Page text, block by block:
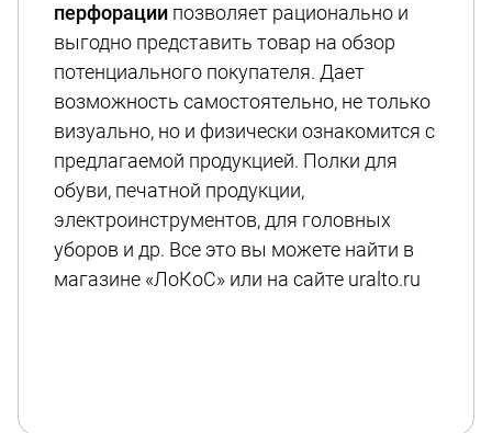
перфорации позволяет рационально и
выгодно представить товар на обзор
потенциального покупателя. Дает
возможность самостоятельно, не только
визуально, но и физически ознакомится с
предлагаемой продукцией. Полки для
обуви, печатной продукции,
электроинструментов, для головных
уборов и др. Все это вы можете найти в
магазине «ЛоКоС» или на сайте uralto.ru